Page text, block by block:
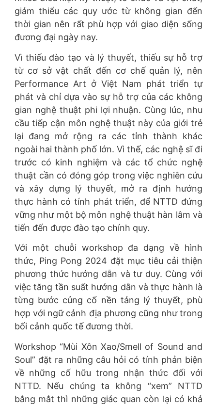
giảm thiểu các quy ước từ không gian đến
thời gian nên rất phù hợp với giao diện sống
đương đại ngày nay.
Vì thiếu đào tạo và lý thuyết, thiếu sự hỗ trợ
từ cơ sở vật chất đến cơ chế quản lý, nên
Performance Art ở Việt Nam phát triển tự
phát và chỉ dựa vào sự hỗ trợ của các không
gian nghệ thuật phi lợi nhuận. Cùng lúc, nhu
cầu tiếp cận môn nghệ thuật này của giới trẻ
lại đang mở rộng ra các tỉnh thành khác
ngoài hai thành phố lớn. Vì thế, các nghệ sĩ đi
trước có kinh nghiệm và các tổ chức nghệ
thuật cần có đóng góp trong việc nghiên cứu
và xây dựng lý thuyết, mở ra định hướng
thực hành có tính phát triển, để NTTD đứng
vững như một bộ môn nghệ thuật hàn lâm và
tiến đến được đào tạo chính quy.
Với một chuỗi workshop đa dạng về hình
thức, Ping Pong 2024 đặt mục tiêu cải thiện
phương thức hướng dẫn và tư duy. Cùng với
việc tăng tần suất hướng dẫn và thực hành là
từng bước củng cố nền tảng lý thuyết, phù
hợp với ngữ cảnh địa phương cũng như trong
bối cảnh quốc tế đương thời.
Workshop “Mùi Xôn Xao/Smell of Sound and
Soul” đặt ra những câu hỏi có tính phản biện
về những cố hữu trong nhận thức đối với
NTTD. Nếu chúng ta không “xem” NTTD
bằng mắt thì những giác quan còn lại có khả